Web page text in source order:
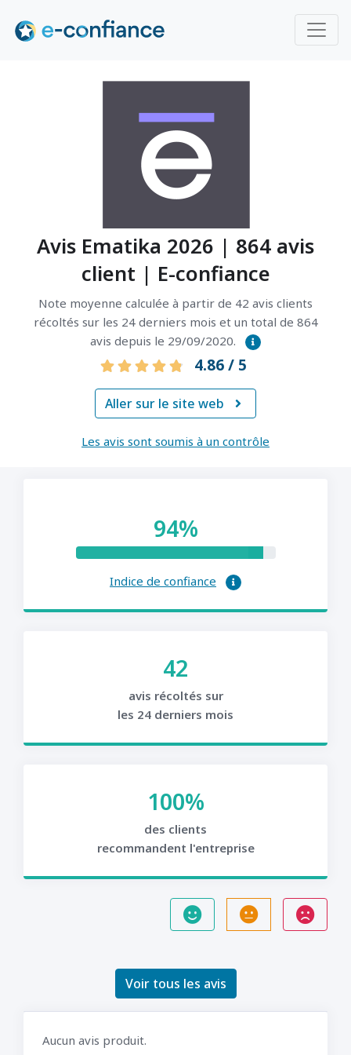
Avis Ematika 2026 | 864 avis
client | E-confiance
Note moyenne calculée à partir de 42 avis clients
récoltés sur les 24 derniers mois et un total de 864
avis depuis le 29/09/2020.
4.86 / 5
Aller sur le site web 
Les avis sont soumis à un contrôle
94%
Indice de confiance
42
avis récoltés sur
les 24 derniers mois
100%
des clients
recommandent l'entreprise
Voir tous les avis
Aucun avis produit.